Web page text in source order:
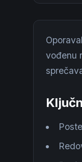
vođenu